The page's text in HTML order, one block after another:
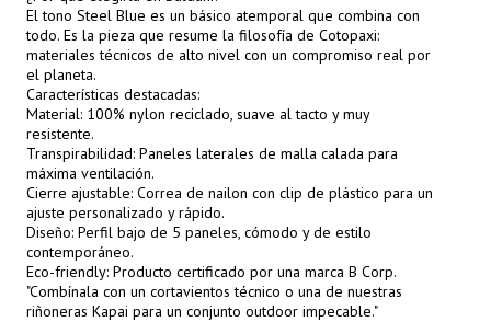
El tono Steel Blue es un básico atemporal que combina con
todo. Es la pieza que resume la filosofía de Cotopaxi:
materiales técnicos de alto nivel con un compromiso real por
el planeta.
Características destacadas:
Material: 100% nylon reciclado, suave al tacto y muy
resistente.
Transpirabilidad: Paneles laterales de malla calada para
máxima ventilación.
Cierre ajustable: Correa de nailon con clip de plástico para un
ajuste personalizado y rápido.
Diseño: Perfil bajo de 5 paneles, cómodo y de estilo
contemporáneo.
Eco-friendly: Producto certificado por una marca B Corp.
"Combínala con un cortavientos técnico o una de nuestras
riñoneras Kapai para un conjunto outdoor impecable."